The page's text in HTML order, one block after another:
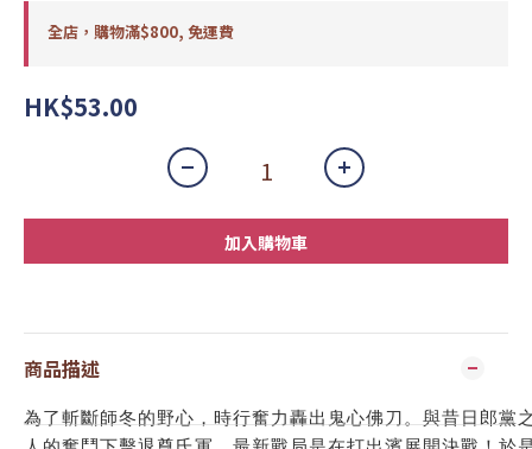
全店，購物滿$800, 免運費
HK$53.00
加入購物車
商品描述
為了斬斷師冬的野心，時行奮力轟出鬼心佛刀。與昔日郎